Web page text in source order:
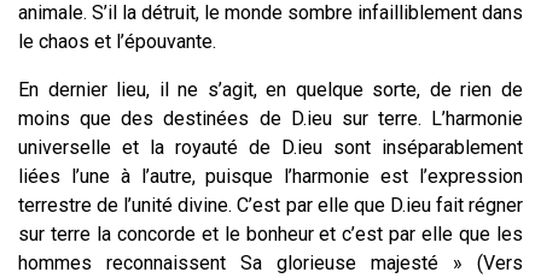
animale. S’il la détruit, le monde sombre infailliblement dans
le chaos et l’épouvante.
En dernier lieu, il ne s’agit, en quelque sorte, de rien de
moins que des destinées de D.ieu sur terre. L’harmonie
universelle et la royauté de D.ieu sont inséparablement
liées l’une à l’autre, puisque l’harmonie est l’expression
terrestre de l’unité divine. C’est par elle que D.ieu fait régner
sur terre la concorde et le bonheur et c’est par elle que les
hommes reconnaissent Sa glorieuse majesté » (Vers